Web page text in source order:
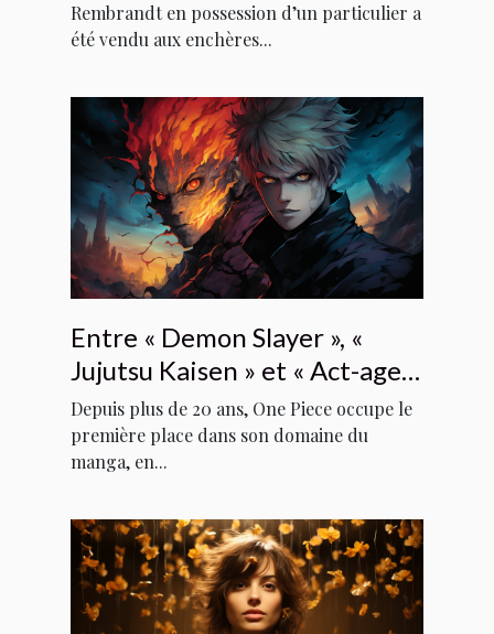
Rembrandt en possession d’un particulier a
été vendu aux enchères...
Entre « Demon Slayer », «
Jujutsu Kaisen » et « Act-age »,
quel manga va détrôner « One
Piece » de la première place ?
Depuis plus de 20 ans, One Piece occupe le
première place dans son domaine du
manga, en...